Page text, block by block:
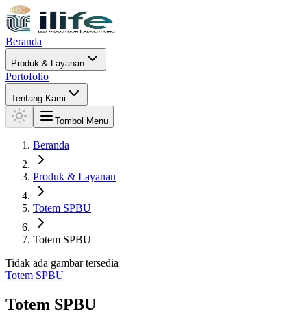
Beranda
Produk & Layanan
Portofolio
Tentang Kami
Tombol Menu
Beranda
Produk & Layanan
Totem SPBU
Totem SPBU
Tidak ada gambar tersedia
Totem SPBU
Totem SPBU